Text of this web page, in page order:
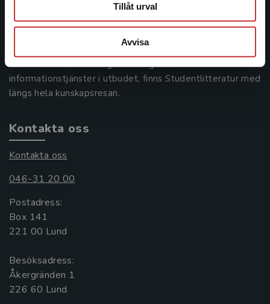
Tillåt urval
Avvisa
Studentlitteratur
facklitteratur, utbildningar och digitala
informationstjänster i utbudet, finns Studentlitteratur med
längs hela kunskapsresan.
Kontakta oss
Kontakta oss
046-31 20 00
Postadress:
Box 141
221 00 Lund
Besöksadress:
Åkergränden 1